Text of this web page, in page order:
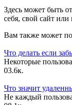
Здесь может быть
себя, свой сайт или
Вам также может
Что делать если
Некоторые
03.6к.
Что значит
Не каждый